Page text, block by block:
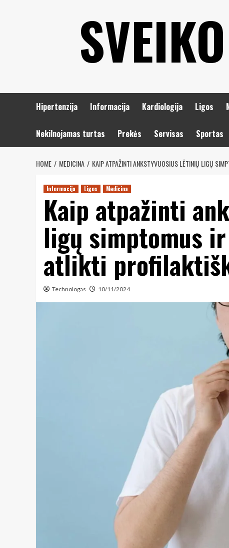
Hipertenzija Informacija Kardiologija Ligos
Nekilnojamas turtas Prekės Servisas Sportas
HOME MEDICINA KAIP ATPAŽINTI ANKSTYVUOSIUS LĖTINIŲ LIGŲ
Informacija Ligos Medicina
Kaip atpažinti
ligų simptomus
atlikti
Technologas 10/11/2024